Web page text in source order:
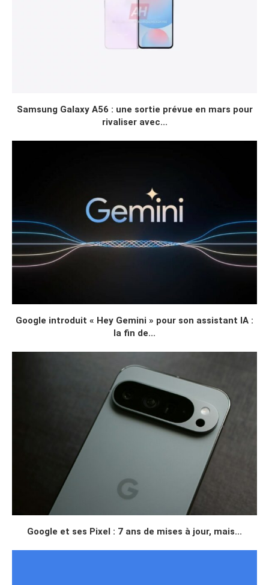
Samsung Galaxy A56 : une sortie prévue en mars pour
rivaliser avec...
Google introduit « Hey Gemini » pour son assistant IA :
la fin de...
Google et ses Pixel : 7 ans de mises à jour, mais...